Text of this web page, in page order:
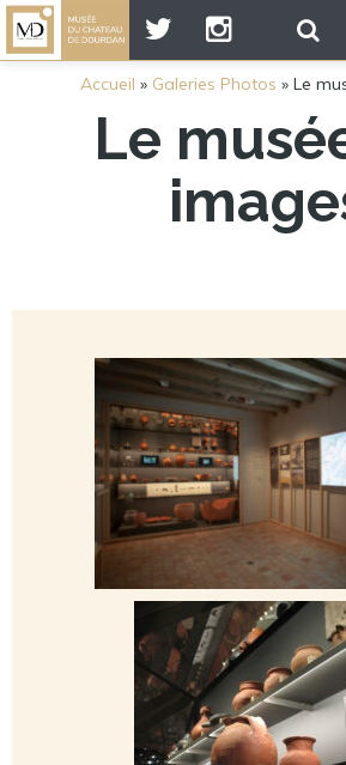
Accueil » Galeries Photos » Le
Le